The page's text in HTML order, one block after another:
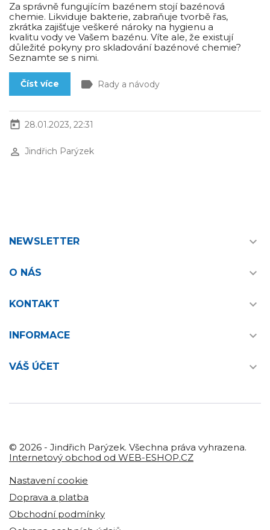
Za správně fungujícím bazénem stojí bazénová
chemie. Likviduje bakterie, zabraňuje tvorbě řas,
zkrátka zajišťuje veškeré nároky na hygienu a
kvalitu vody ve Vašem bazénu. Víte ale, že existují
důležité pokyny pro skladování bazénové chemie?
Seznamte se s nimi.
Číst více label Rady a návody
today 28.01.2023, 22:31
perm_identity Jindřich Parýzek
NEWSLETTER 
O NÁS 
KONTAKT 
INFORMACE 
VÁŠ ÚČET 
© 2026 - Jindřich Parýzek. Všechna práva vyhrazena.
Internetový obchod od WEB-ESHOP.CZ
Nastavení cookie
Doprava a platba
Obchodní podmínky